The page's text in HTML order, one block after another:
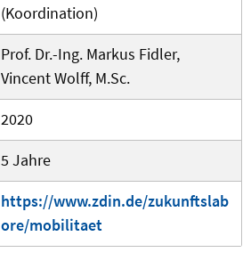
(Koordination)
Prof. Dr.-Ing. Markus Fidler,
Vincent Wolff, M.Sc.
2020
5 Jahre
https://www.zdin.de/zukunftslab
ore/mobilitaet